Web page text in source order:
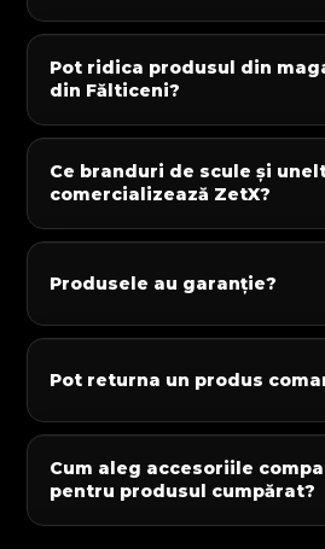
Pot ridica produsul din
din Fălticeni?
Ce branduri de scule și
comercializează ZetX?
Produsele au garanție?
Pot returna un produs
Cum aleg accesoriile
pentru produsul cumpărat?